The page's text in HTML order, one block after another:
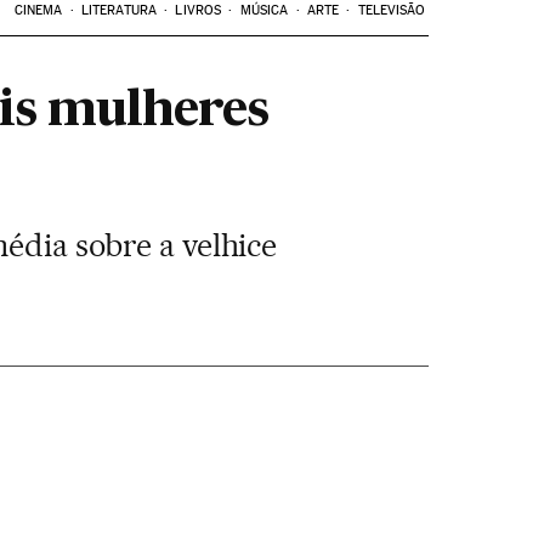
CINEMA LITERATURA LIVROS MÚSICA ARTE TELEVISÃO
mulheres
sobre a velhice